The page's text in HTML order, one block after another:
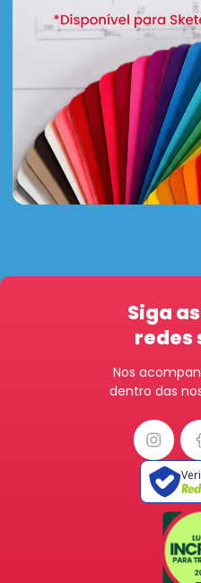
Siga
redes
Nos
dentro das